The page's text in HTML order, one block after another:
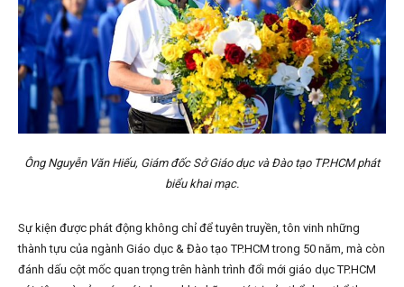
Ông Nguyễn Văn Hiếu, Giám đốc Sở Giáo dục và Đào tạo TP.HCM phát
biểu khai mạc.
Sự kiện được phát động không chỉ để tuyên truyền, tôn vinh những
thành tựu của ngành Giáo dục & Đào tạo TP.HCM trong 50 năm, mà còn
đánh dấu cột mốc quan trọng trên hành trình đổi mới giáo dục TP.HCM